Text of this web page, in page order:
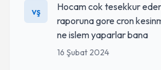
vş
Hocam cok tesekkur
raporuna gore cron
ne islem yaparlar bana
16 Şubat 2024